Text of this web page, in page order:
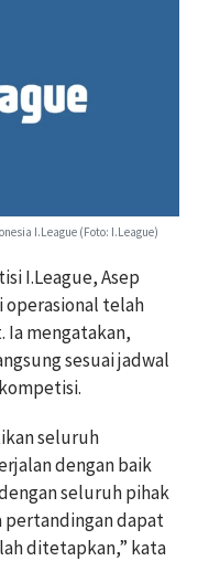
I.League (Foto: I.League)
I.League, Asep
operasional telah
mengatakan,
sesuai jadwal
seluruh
dengan baik
seluruh pihak
dapat
ditetapkan,” kata